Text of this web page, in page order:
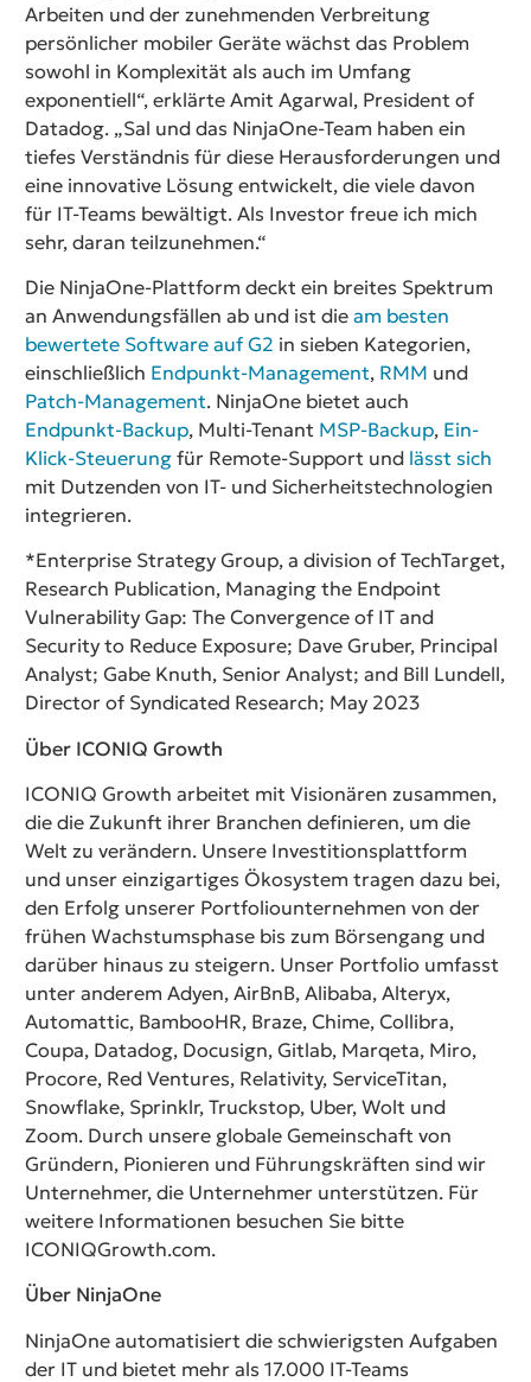
Arbeiten und der zunehmenden Verbreitung
persönlicher mobiler Geräte wächst das Problem
sowohl in Komplexität als auch im Umfang
exponentiell“, erklärte Amit Agarwal, President of
Datadog. „Sal und das NinjaOne-Team haben ein
tiefes Verständnis für diese Herausforderungen und
eine innovative Lösung entwickelt, die viele davon
für IT-Teams bewältigt. Als Investor freue ich mich
sehr, daran teilzunehmen.“
Die NinjaOne-Plattform deckt ein breites Spektrum
an Anwendungsfällen ab und ist die am besten
bewertete Software auf G2 in sieben Kategorien,
einschließlich Endpunkt-Management, RMM und
Patch-Management. NinjaOne bietet auch
Endpunkt-Backup, Multi-Tenant MSP-Backup, Ein-
Klick-Steuerungfür Remote-Support und lässt sich
mit Dutzenden von IT- und Sicherheitstechnologien
integrieren.
*Enterprise Strategy Group, a division of TechTarget,
Research Publication, Managing the Endpoint
Vulnerability Gap: The Convergence of IT and
Security to Reduce Exposure; Dave Gruber, Principal
Analyst; Gabe Knuth, Senior Analyst; and Bill Lundell,
Director of Syndicated Research; May 2023
Über ICONIQ Growth
ICONIQ Growth arbeitet mit Visionären zusammen,
die die Zukunft ihrer Branchen definieren, um die
Welt zu verändern. Unsere Investitionsplattform
und unser einzigartiges Ökosystem tragen dazu bei,
den Erfolg unserer Portfoliounternehmen von der
frühen Wachstumsphase bis zum Börsengang und
darüber hinaus zu steigern. Unser Portfolio umfasst
unter anderem Adyen, AirBnB, Alibaba, Alteryx,
Automattic, BambooHR, Braze, Chime, Collibra,
Coupa, Datadog, Docusign, Gitlab, Marqeta, Miro,
Procore, Red Ventures, Relativity, ServiceTitan,
Snowflake, Sprinklr, Truckstop, Uber, Wolt und
Zoom. Durch unsere globale Gemeinschaft von
Gründern, Pionieren und Führungskräften sind wir
Unternehmer, die Unternehmer unterstützen. Für
weitere Informationen besuchen Sie bitte
ICONIQGrowth.com.
Über NinjaOne
NinjaOne automatisiert die schwierigsten Aufgaben
der IT und bietet mehr als 17.000 IT-Teams